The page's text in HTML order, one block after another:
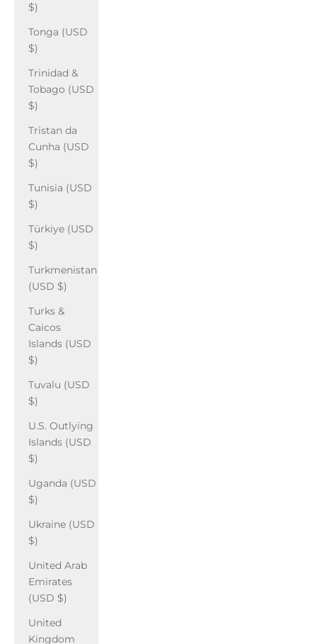
$)
Tonga (USD
$)
Trinidad &
Tobago (USD
$)
Tristan da
Cunha (USD
$)
Tunisia (USD
$)
Türkiye (USD
$)
Turkmenistan
(USD $)
Turks &
Caicos
Islands (USD
$)
Tuvalu (USD
$)
U.S. Outlying
Islands (USD
$)
Uganda (USD
$)
Ukraine (USD
$)
United Arab
Emirates
(USD $)
United
Kingdom